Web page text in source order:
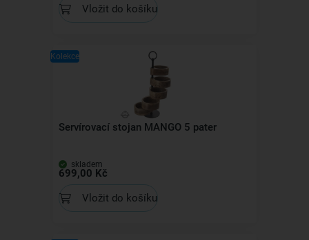
Vložit do košíku
Kolekce
Servírovací stojan MANGO 5 pater
skladem
699,00 Kč
Vložit do košíku